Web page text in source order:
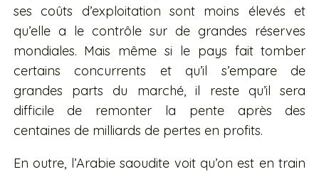
ses coûts d’exploitation sont moins élevés et
qu’elle a le contrôle sur de grandes réserves
mondiales. Mais même si le pays fait tomber
certains concurrents et qu’il s’empare de
grandes parts du marché, il reste qu’il sera
difficile de remonter la pente après des
centaines de milliards de pertes en profits.
En outre, l’Arabie saoudite voit qu’on est en train